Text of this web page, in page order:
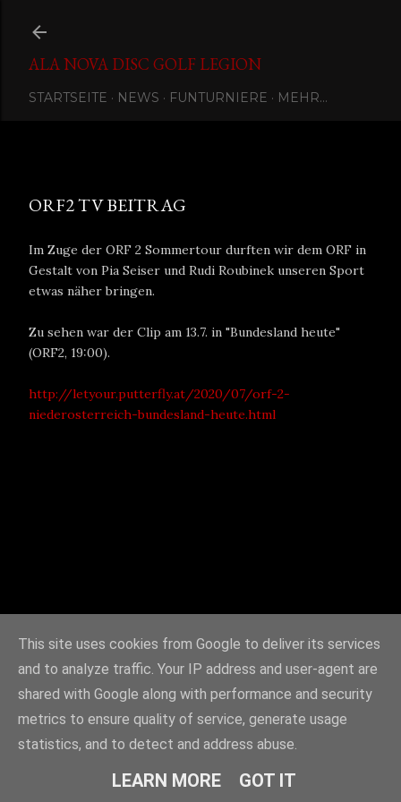
ALA NOVA DISC GOLF LEGION
STARTSEITE NEWS FUNTURNIERE MEHR…
ORF2 TV BEITRAG
Im Zuge der ORF 2 Sommertour durften wir dem ORF in
Gestalt von Pia Seiser und Rudi Roubinek unseren Sport
etwas näher bringen.
Zu sehen war der Clip am 13.7. in "Bundesland heute"
(ORF2, 19:00).
http://letyour.putterfly.at/2020/07/orf-2-
niederosterreich-bundesland-heute.html
This site uses cookies from Google to deliver its services
and to analyze traffic. Your IP address and user-agent are
shared with Google along with performance and security
metrics to ensure quality of service, generate usage
statistics, and to detect and address abuse.
LEARN MORE GOT IT